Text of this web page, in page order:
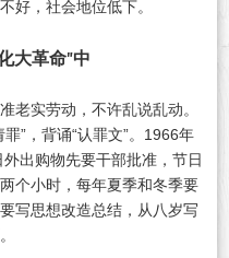
好，社会地位低下。
大革命”中
老实劳动，不许乱说乱动。
”，背诵“认罪文”。1966年
出购物先要干部批准，节日
个小时，每年夏季和冬季要
写思想改造总结，从八岁写